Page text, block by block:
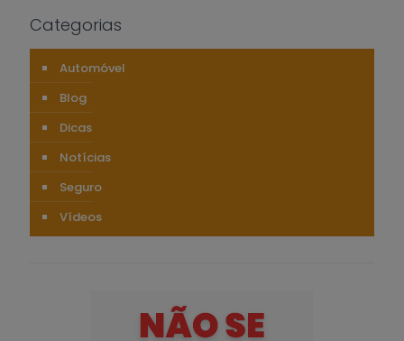
Categorias
Automóvel
Blog
Dicas
Notícias
Seguro
Vídeos